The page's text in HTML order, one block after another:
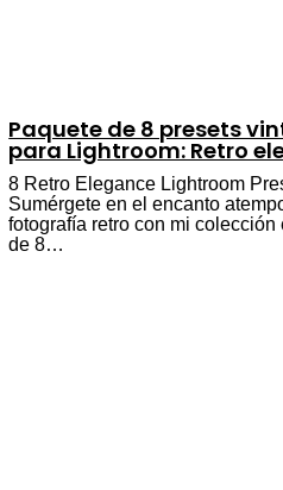
Paquete de 8 presets
para Lightroom: Retro
8 Retro Elegance Lightroom
Sumérgete en el encanto
fotografía retro con mi colección
de 8…